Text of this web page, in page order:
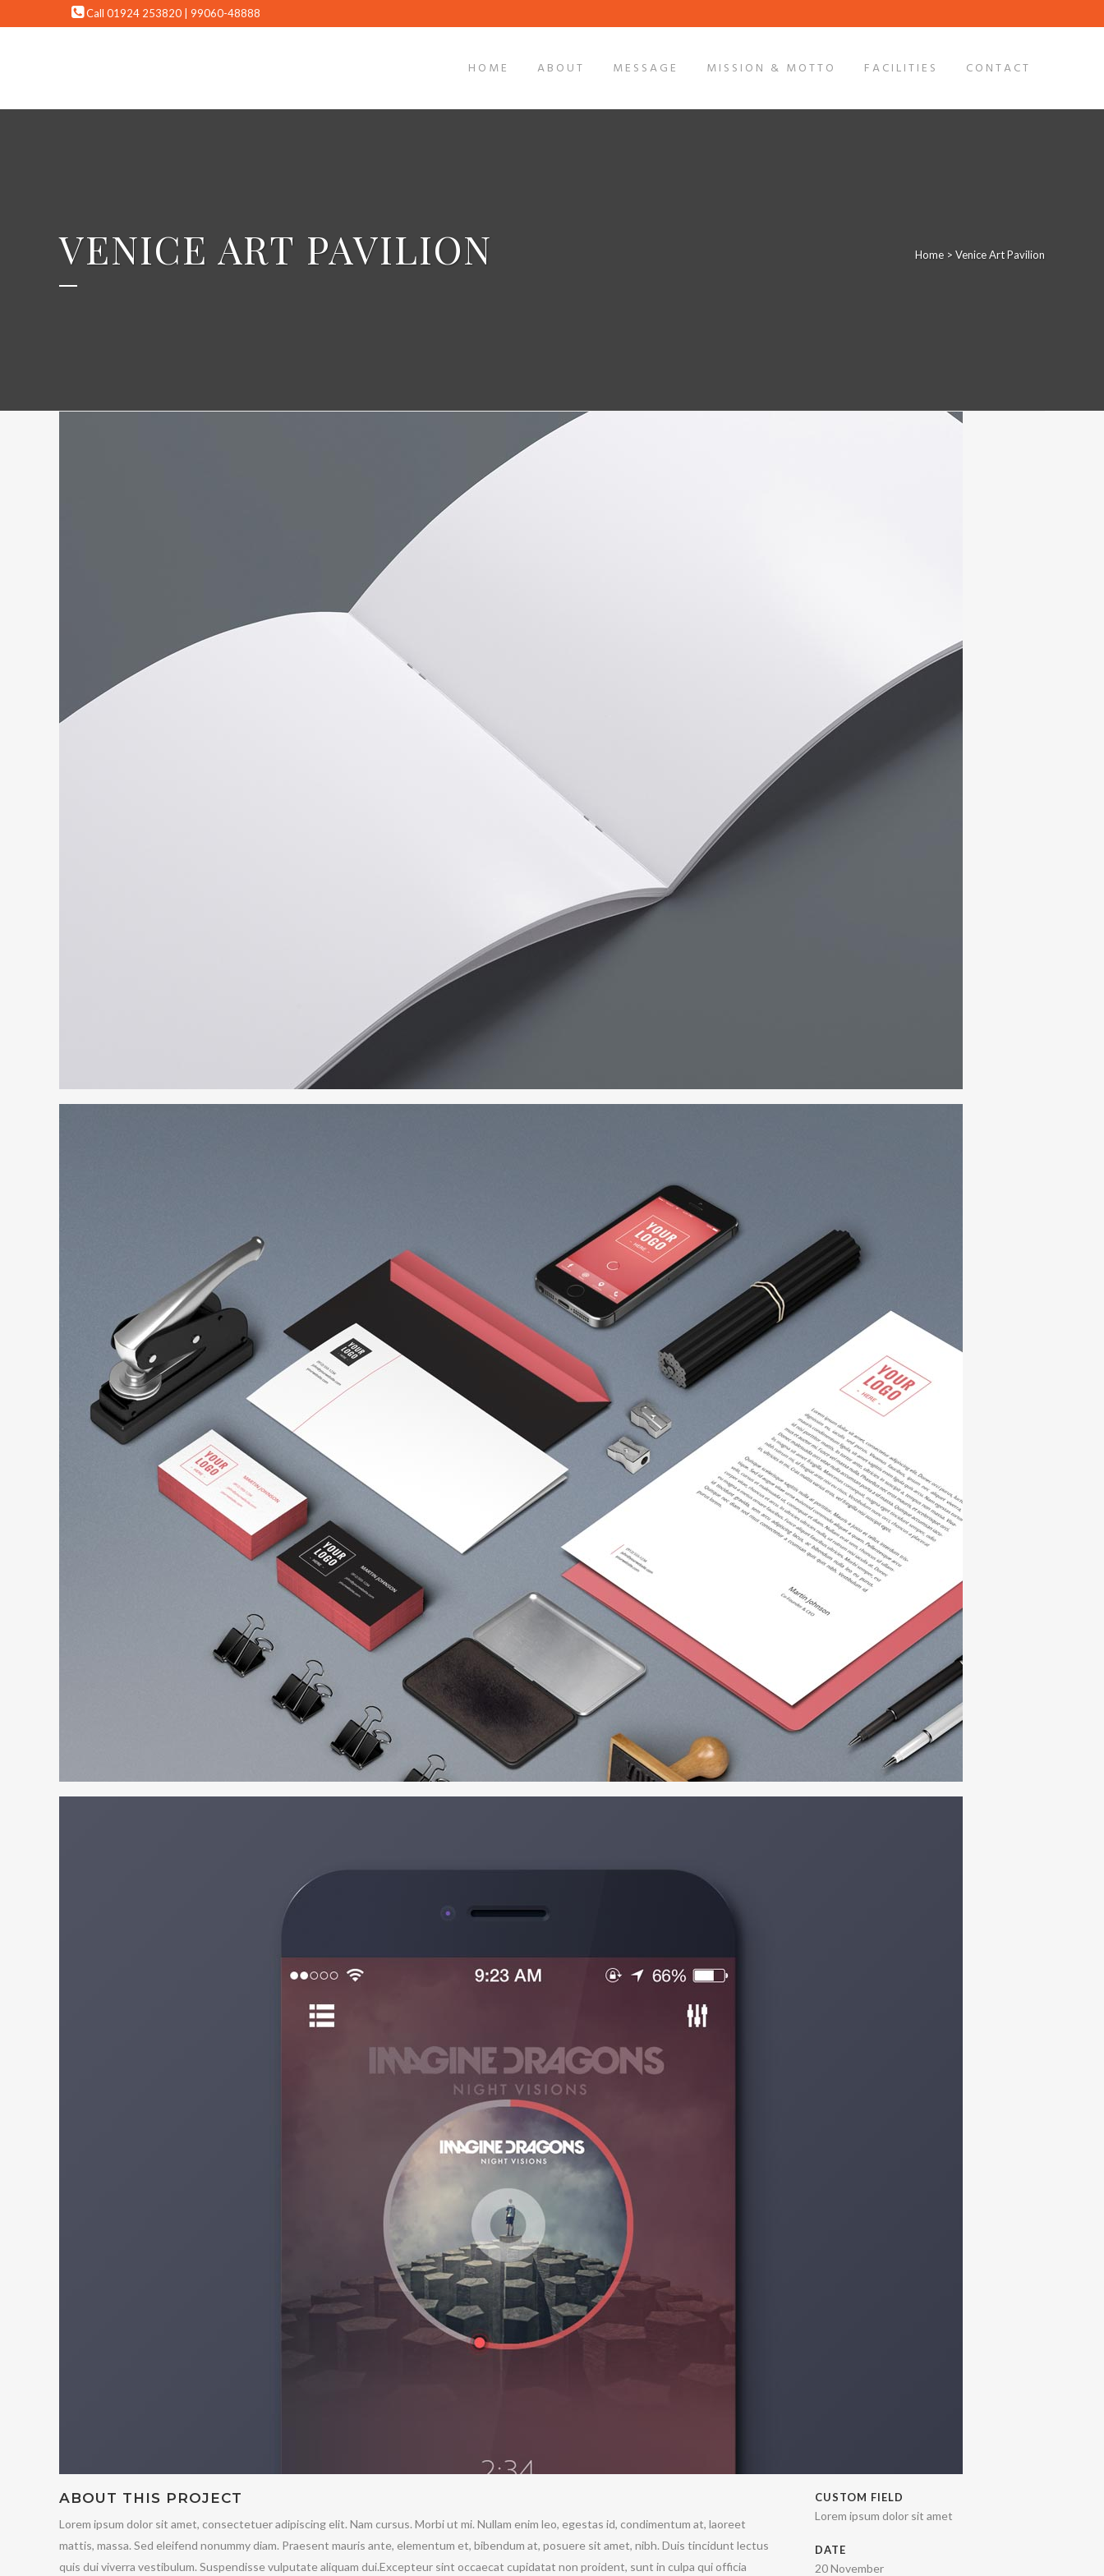
Call 01924 253820 | 99060-48888
HOME ABOUT MESSAGE MISSION & MOTTO FACILITIES CONTACT
VENICE ART PAVILION Home > Venice Art Pavilion
ABOUT THIS PROJECT
Lorem ipsum dolor sit amet, consectetuer adipiscing elit. Nam cursus. Morbi ut mi. Nullam enim leo, egestas id, condimentum at, laoreet
mattis, massa. Sed eleifend nonummy diam. Praesent mauris ante, elementum et, bibendum at, posuere sit amet, nibh. Duis tincidunt lectus
quis dui viverra vestibulum. Suspendisse vulputate aliquam dui.Excepteur sint occaecat cupidatat non proident, sunt in culpa qui officia
CUSTOM FIELD
Lorem ipsum dolor sit amet
DATE
20 November